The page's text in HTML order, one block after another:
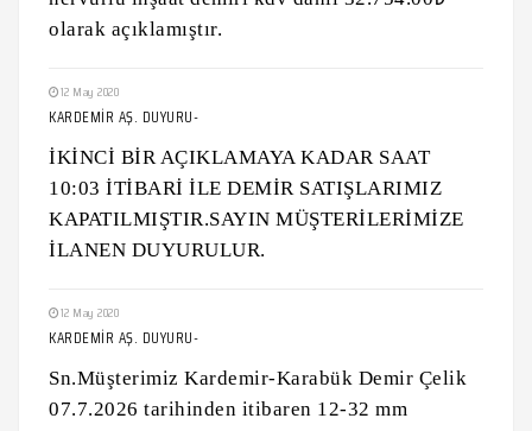
olarak açıklamıştır.
12 May 2020
KARDEMİR AŞ. DUYURU-
İKİNCİ BİR AÇIKLAMAYA KADAR SAAT
10:03 İTİBARİ İLE DEMİR SATIŞLARIMIZ
KAPATILMIŞTIR.SAYIN MÜŞTERİLERİMİZE
İLANEN DUYURULUR.
12 May 2020
KARDEMİR AŞ. DUYURU-
Sn.Müşterimiz Kardemir-Karabük Demir Çelik
07.7.2026 tarihinden itibaren 12-32 mm